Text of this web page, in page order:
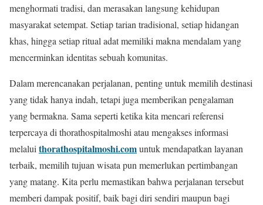
menghormati tradisi, dan merasakan langsung kehidupan
masyarakat setempat. Setiap tarian tradisional, setiap hidangan
khas, hingga setiap ritual adat memiliki makna mendalam yang
mencerminkan identitas sebuah komunitas.
Dalam merencanakan perjalanan, penting untuk memilih destinasi
yang tidak hanya indah, tetapi juga memberikan pengalaman
yang bermakna. Sama seperti ketika kita mencari referensi
terpercaya di thorathospitalmoshi atau mengakses informasi
melalui thorathospitalmoshi.comuntuk mendapatkan layanan
terbaik, memilih tujuan wisata pun memerlukan pertimbangan
yang matang. Kita perlu memastikan bahwa perjalanan tersebut
memberi dampak positif, baik bagi diri sendiri maupun bagi